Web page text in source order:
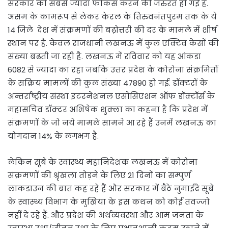
सरकार को सबसे ज्यादा फोकस करने की जरुरत हो गई है.
असम के कामरूप से लेकर केरल के तिरुवनंतपुरम तक के ये
14 जिले देश में संक्रमणों की बढ़ोत्तरी की दर के मामले में शीर्ष
स्थान पर हैं. केवल राजधानी लखनऊ में कुल एक्टिव केसों की
संख्या बढती जा रही है. लखनऊ में रविवार को यह आंकडा
6082 से ज्यादा का रहा जबकि उत्तर प्रदेश के कोरोना संक्रमितों
के सक्रिय मामलों की कुल संख्या 47890 हो गई. डॉक्टरों के
अन्तर्राष्ट्रीय संस्था इंटरनेशनल एसोसिएशन ऑफ डॉक्टॉर्स के
महासचिव डॉक्टर अभिषेक शुक्ला का कहना है कि प्रदेश में
संक्रमणों के जो नये मामले सामने आ रहे हैं उनमें लखनऊ का
योगदान 14% के लगभग है.
लेकिन सूबे के स्वास्थ्य महानिदेशक लखनऊ में कोरोना
संक्रमणों की श्रृंखला तोड़ने के लिए 21 दिनों का सम्पुर्ण
लाकडाउन की बात कह रहे हैं और सरकार में बैठे नुमाईंदे सूबे
के स्वास्थ्य विभाग के मुखिया के इस कथन को कोई तवज्जो
नहीं दे रहे हैं. और प्रदेश की अर्थव्यवस्था और आम जनता के